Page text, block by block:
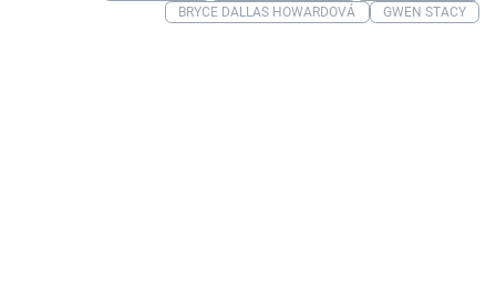
BRYCE DALLAS HOWARDOVÁ
GWEN STACY